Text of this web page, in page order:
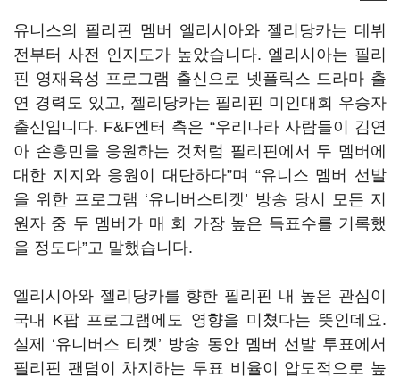
유니스의 필리핀 멤버 엘리시아와 젤리당카는 데뷔
전부터 사전 인지도가 높았습니다. 엘리시아는 필리
핀 영재육성 프로그램 출신으로 넷플릭스 드라마 출
연 경력도 있고, 젤리당카는 필리핀 미인대회 우승자
출신입니다. F&F엔터 측은 “우리나라 사람들이 김연
아 손흥민을 응원하는 것처럼 필리핀에서 두 멤버에
대한 지지와 응원이 대단하다”며 “유니스 멤버 선발
을 위한 프로그램 ‘유니버스티켓’ 방송 당시 모든 지
원자 중 두 멤버가 매 회 가장 높은 득표수를 기록했
을 정도다”고 말했습니다.
엘리시아와 젤리당카를 향한 필리핀 내 높은 관심이
국내
K팝 프로그램에도 영향을 미쳤다는 뜻인데요.
실제 ‘유니버스 티켓’ 방송 동안 멤버 선발 투표에서
필리핀 팬덤이 차지하는 투표 비율이 압도적으로 높